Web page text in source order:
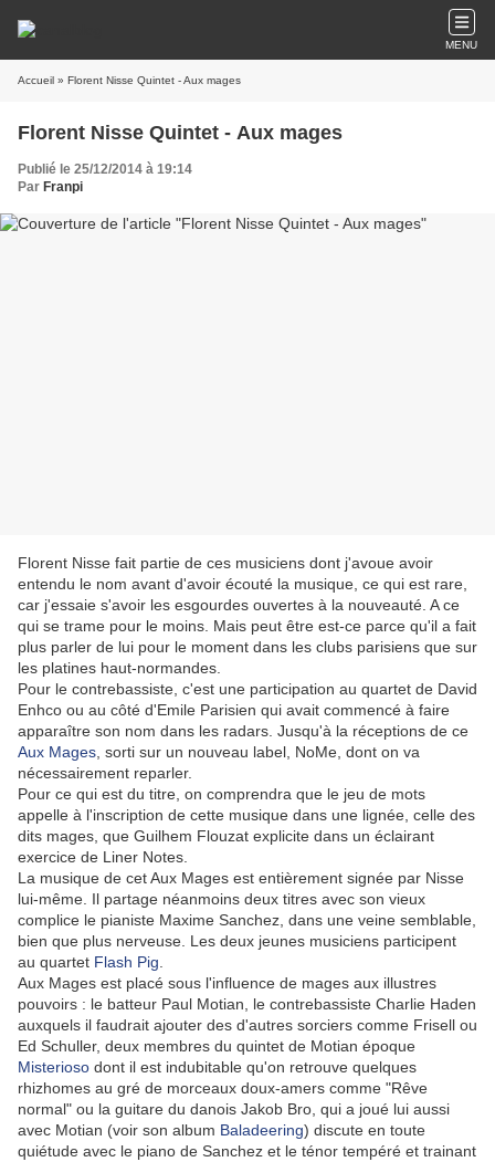
MENU
Accueil » Florent Nisse Quintet - Aux mages
Florent Nisse Quintet - Aux mages
Publié le 25/12/2014 à 19:14
Par Franpi
Florent Nisse fait partie de ces musiciens dont j'avoue avoir
entendu le nom avant d'avoir écouté la musique, ce qui est rare,
car j'essaie s'avoir les esgourdes ouvertes à la nouveauté. A ce
qui se trame pour le moins. Mais peut être est-ce parce qu'il a fait
plus parler de lui pour le moment dans les clubs parisiens que sur
les platines haut-normandes.
Pour le contrebassiste, c'est une participation au quartet de David
Enhco ou au côté d'Emile Parisien qui avait commencé à faire
apparaître son nom dans les radars. Jusqu'à la réceptions de ce
Aux Mages , sorti sur un nouveau label, NoMe, dont on va
nécessairement reparler.
Pour ce qui est du titre, on comprendra que le jeu de mots
appelle à l'inscription de cette musique dans une lignée, celle des
dits mages, que Guilhem Flouzat explicite dans un éclairant
exercice de Liner Notes.
La musique de cet Aux Mages est entièrement signée par Nisse
lui-même. Il partage néanmoins deux titres avec son vieux
complice le pianiste Maxime Sanchez, dans une veine semblable,
bien que plus nerveuse. Les deux jeunes musiciens participent
au quartet Flash Pig
Aux Mages est placé sous l'influence de mages aux illustres
pouvoirs : le batteur Paul Motian, le contrebassiste Charlie Haden
auxquels il faudrait ajouter des d'autres sorciers comme Frisell ou
Ed Schuller, deux membres du quintet de Motian époque
Misterioso dont il est indubitable qu'on retrouve quelques
rhizhomes au gré de morceaux doux-amers comme "Rêve
normal" ou la guitare du danois Jakob Bro, qui a joué lui aussi
avec Motian (voir son album Baladeering) discute en toute
quiétude avec le piano de Sanchez et le ténor tempéré et trainant